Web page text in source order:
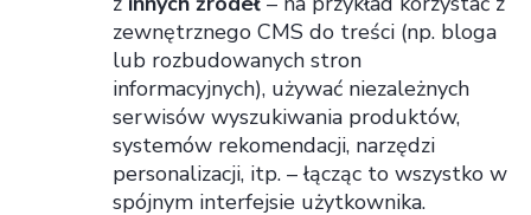
zewnętrznego CMS do treści (np. bloga
lub rozbudowanych stron
informacyjnych), używać niezależnych
serwisów wyszukiwania produktów,
systemów rekomendacji, narzędzi
personalizacji, itp. – łącząc to wszystko w
spójnym interfejsie użytkownika.